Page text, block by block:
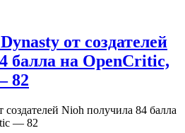
от создателей
балла на OpenCritic,
82
Nioh получила 84 балла
— 82